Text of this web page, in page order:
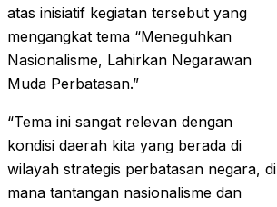
atas inisiatif kegiatan tersebut yang
mengangkat tema “Meneguhkan
Nasionalisme, Lahirkan Negarawan
Muda Perbatasan.”
“Tema ini sangat relevan dengan
kondisi daerah kita yang berada di
wilayah strategis perbatasan negara, di
mana tantangan nasionalisme dan